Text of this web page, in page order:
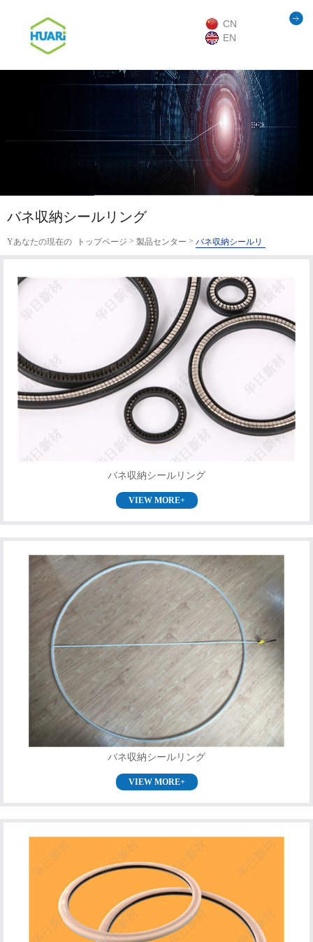
CN
EN
バネ収納シールリング
Yあなたの現在の
トップページ > 製品センター > バネ収納シールリ
バネ収納シールリング
VIEW MORE+
バネ収納シールリング
VIEW MORE+